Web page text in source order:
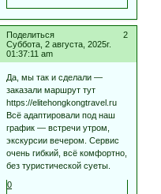
Поделиться
2
Суббота, 2 августа, 2025г.
01:37:11 am
Да, мы так и сделали —
заказали маршрут тут
https://elitehongkongtravel.ru
Всё адаптировали под наш
график — встречи утром,
экскурсии вечером. Сервис
очень гибкий, всё комфортно,
без туристической суеты.
0